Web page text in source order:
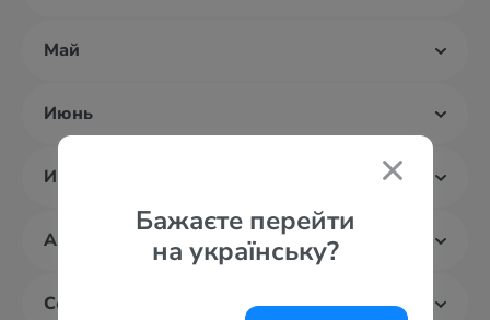
Бажаєте перейти
на українську?
Май
Июнь
Июль
Август
Сентябрь